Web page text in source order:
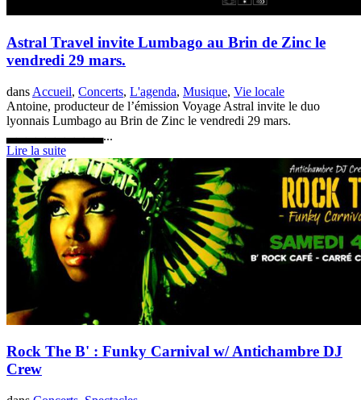
Astral Travel invite Lumbago au Brin de Zinc le
vendredi 29 mars.
dans Accueil, Concerts, L'agenda, Musique, Vie locale
Antoine, producteur de l’émission Voyage Astral invite le duo
lyonnais Lumbago au Brin de Zinc le vendredi 29 mars.
▃▃▃▃▃▃▃▃▃▃...
Lire la suite
Rock The B' : Funky Carnival w/ Antichambre DJ
Crew